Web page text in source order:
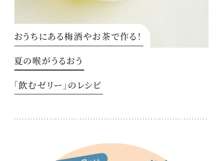
おうちにある梅酒やお茶で作る！
夏の喉がうるおう
「飲むゼリー」のレシピ